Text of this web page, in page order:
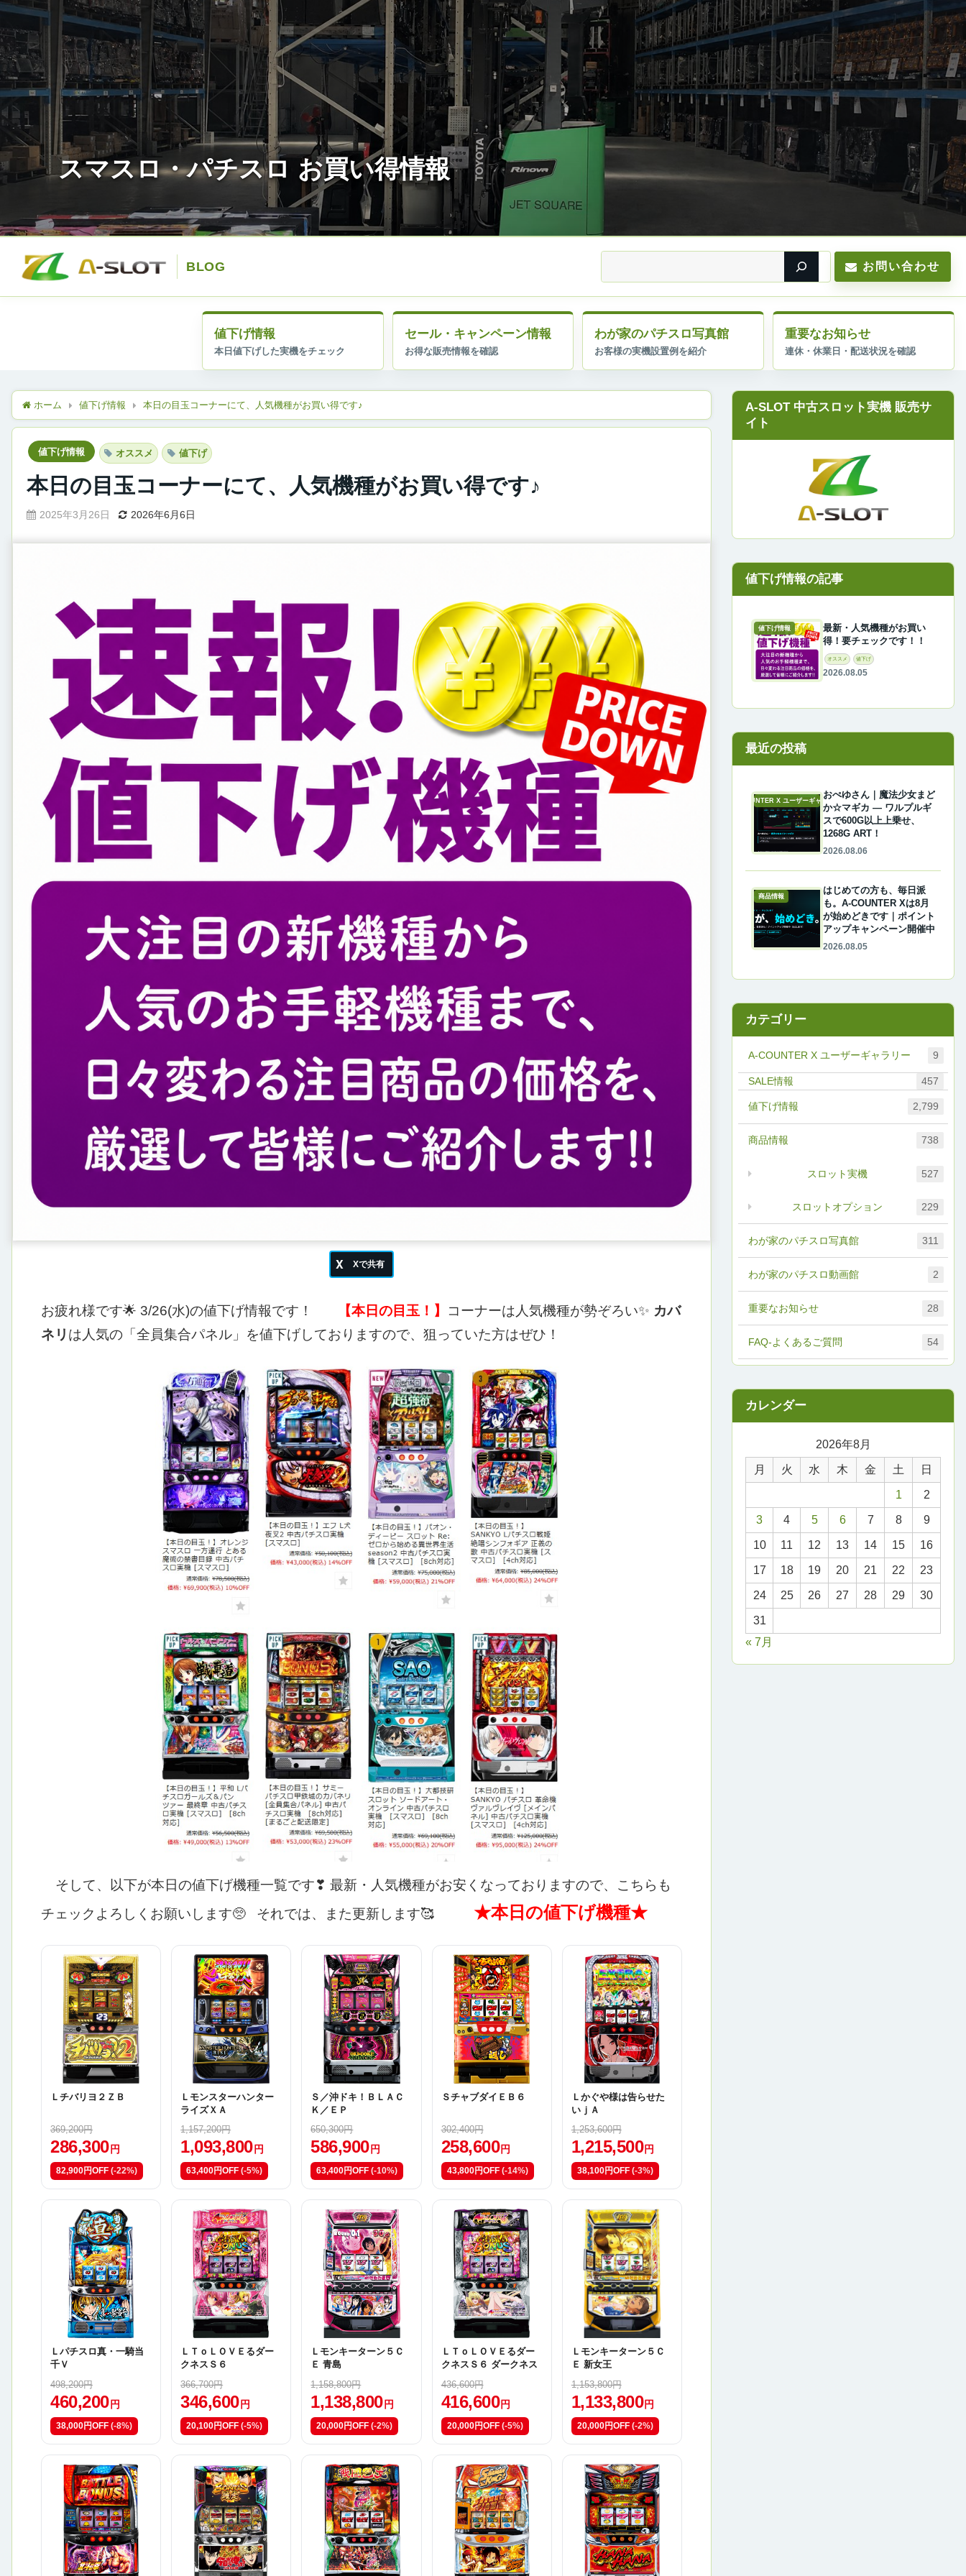
お問い合わせ
値下げ情報 セール・キャンペーン情報 わが家のパチスロ写真館 重要なお知らせ
ホーム 値下げ情報 本日の目玉コーナーにて、人気機種がお買い得です♪
値下げ情報 オススメ 値下げ
本日の目玉コーナーにて、人気機種がお買い得です♪
2025年3月26日 2026年6月6日
お疲れ様です🌟 3/26(水)の値下げ情報です！ 【本日の目玉！】 コーナーは人気機種が勢ぞろい✨ カバ
ネリ は人気の「全員集合パネル」を値下げしておりますので、狙っていた方はぜひ！
そして、以下が本日の値下げ機種一覧です❣ 最新・人気機種がお安くなっておりますので、こちらも
チェックよろしくお願いします🥺
それでは、また更新します🥰 ★本日の値下げ機種★
Ｌチバリヨ２ＺＢ
369,200円
286,300 円
82,900円OFF (-22%)
Ｌモンスターハンター
ライズＸＡ
1,157,200円
1,093,800 円
63,400円OFF (-5%)
Ｓ／沖ドキ！ＢＬＡＣ
Ｋ／ＥＰ
650,300円
586,900 円
63,400円OFF (-10%)
ＳチャブダイＥＢ６
302,400円
258,600 円
43,800円OFF (-14%)
Ｌかぐや様は告らせた
いｊＡ
1,253,600円
1,215,500 円
38,100円OFF (-3%)
Ｌパチスロ真・一騎当
千Ｖ
498,200円
460,200 円
38,000円OFF (-8%)
ＬＴｏＬＯＶＥるダー
クネスＳ６
366,700円
346,600 円
20,100円OFF (-5%)
Ｌモンキーターン５Ｃ
Ｅ 青島
1,158,800円
1,138,800 円
20,000円OFF (-2%)
ＬＴｏＬＯＶＥるダー
クネスＳ６ ダークネス
436,600円
416,600 円
20,000円OFF (-5%)
Ｌモンキーターン５Ｃ
Ｅ 新女王
1,153,800円
1,133,800 円
20,000円OFF (-2%)
A-SLOT 中古スロット実機 販売サ
イト
値下げ情報
最新・人気機種がお買い
得！要チェックです！！
オススメ 値下げ
2026.08.05
最近の投稿
A-COUNTER X ユーザーギャラリー
おぺゆさん｜魔法少女まど
か☆マギカ ― ワルプルギ
スで600G以上上乗せ、
1268G ART！
2026.08.06
商品情報
はじめての方も、毎日派
も。A-COUNTER Xは8月
が始めどきです｜ポイント
アップキャンペーン開催中
2026.08.05
カテゴリー
A-COUNTER X ユーザーギャラリー 9
FAQ-よくあるご質問 54
457
わが家のパチスロ写真館 311
わが家のパチスロ動画館 2
値下げ情報 2,799
商品情報 738
スロットオプション 229
スロット実機 527
重要なお知らせ 28
2026年8月
月 火 水 木 金 土 日
1 2
3 4 5 6 7 8 9
10 11 12 13 14 15 16
17 18 19 20 21 22 23
24 25 26 27 28 29 30
31
« 7月